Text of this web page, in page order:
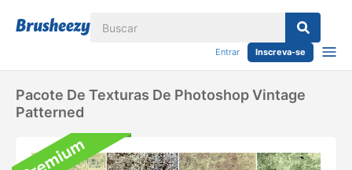
Entrar Inscreva-se
Pacote De Texturas De Photoshop Vintage
Patterned